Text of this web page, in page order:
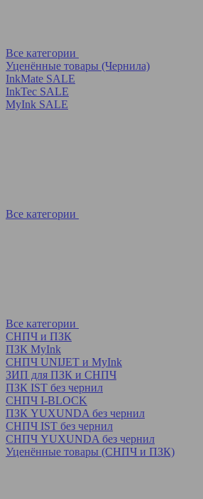
Все категории
Уценённые товары (Чернила)
InkMate SALE
InkTec SALE
MyInk SALE
Все категории
Все категории
СНПЧ и ПЗК
ПЗК MyInk
СНПЧ UNIJET и MyInk
ЗИП для ПЗК и СНПЧ
ПЗК IST без чернил
СНПЧ I-BLOCK
ПЗК YUXUNDA без чернил
СНПЧ IST без чернил
СНПЧ YUXUNDA без чернил
Уценённые товары (СНПЧ и ПЗК)